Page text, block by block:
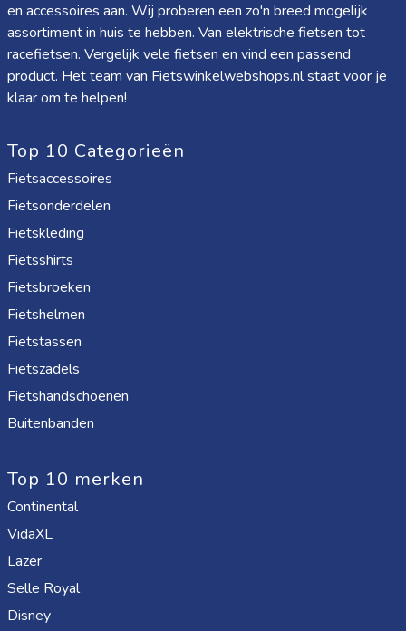
en accessoires aan. Wij proberen een zo'n breed mogelijk
assortiment in huis te hebben. Van elektrische fietsen tot
racefietsen. Vergelijk vele fietsen en vind een passend
product. Het team van Fietswinkelwebshops.nl staat voor je
klaar om te helpen!
Top 10 Categorieën
Fietsaccessoires
Fietsonderdelen
Fietskleding
Fietsshirts
Fietsbroeken
Fietshelmen
Fietstassen
Fietszadels
Fietshandschoenen
Buitenbanden
Top 10 merken
Continental
VidaXL
Lazer
Selle Royal
Disney